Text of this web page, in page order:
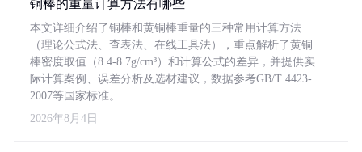
铜棒的重量计算方法有哪些
本文详细介绍了铜棒和黄铜棒重量的三种常用计算方法
（理论公式法、查表法、在线工具法），重点解析了黄铜
棒密度取值（8.4-8.7g/cm³）和计算公式的差异，并提供实
际计算案例、误差分析及选材建议，数据参考GB/T 4423-
2007等国家标准。
2026年8月4日